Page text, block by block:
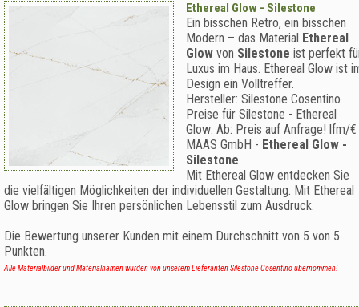
Ethereal Glow - Silestone
Ein bisschen Retro, ein bisschen
Modern – das Material Ethereal
Glow von Silestone ist perfekt
Luxus im Haus. Ethereal Glow ist
Design ein Volltreffer.
Hersteller: Silestone Cosentino
Preise für Silestone - Ethereal
Glow: Ab: Preis auf Anfrage! lfm/€
MAAS GmbH - Ethereal Glow -
Silestone
Mit Ethereal Glow entdecken Sie
die vielfältigen Möglichkeiten der individuellen Gestaltung. Mit Ethereal
Glow bringen Sie Ihren persönlichen Lebensstil zum Ausdruck.
Die Bewertung unserer Kunden mit einem Durchschnitt von 5 von 5
Punkten.
Alle Materialbilder und Materialnamen wurden von unserem Lieferanten Silestone Cosentino übernommen!